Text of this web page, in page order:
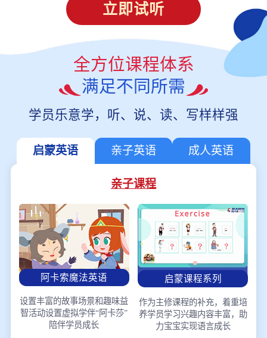
立即试听
全方位课程体系
满足不同所需
学员乐意学，听、说、读、写样样强
启蒙英语 亲子英语 成人英语
亲子课程
阿卡索魔法英语
设置丰富的故事场景和趣味益
智活动设置虚拟学伴“阿卡莎”
陪伴学员成长
启蒙课程系列
作为主修课程的补充，着重培
养学员学习兴趣内容丰富，助
力宝宝实现语言成长